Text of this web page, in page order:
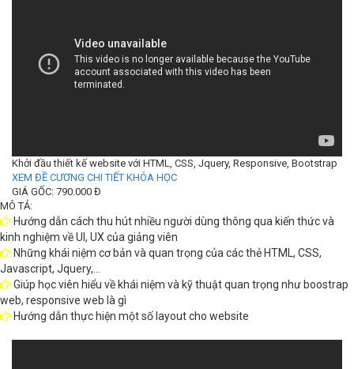
Khởi đầu thiết kế website với HTML, CSS, Jquery, Responsive, Bootstrap
XEM ĐỀ CƯƠNG CHI TIẾT KHÓA HỌC
GIÁ GỐC: 790.000 Đ
MÔ TẢ:
Hướng dẫn cách thu hút nhiều người dùng thông qua kiến thức và
kinh nghiệm về UI, UX của giảng viên
Những khái niệm cơ bản và quan trọng của các thẻ HTML, CSS,
Javascript, Jquery,…
Giúp học viên hiểu về khái niệm và kỹ thuật quan trọng như boostrap
web, responsive web là gì
Hướng dẫn thực hiện một số layout cho website